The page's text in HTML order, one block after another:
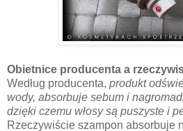
Obietnice producenta a
Według producenta, produkt
wody, absorbuje sebum i
dzięki czemu włosy są puszyste i
Rzeczywiście szampon absorbuje